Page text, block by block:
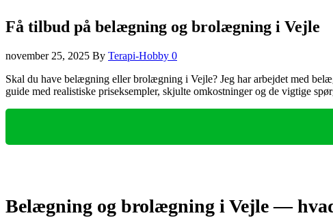
Få tilbud på belægning og brolægning i Vejle
november 25, 2025 By Terapi-Hobby 0
Skal du have belægning eller brolægning i Vejle? Jeg har arbejdet med
guide med realistiske priseksempler, skjulte omkostninger og de vigtige
Belægning og brolægning i Vejle —